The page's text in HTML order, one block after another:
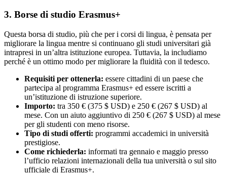
3. Borse di studio Erasmus+
Questa borsa di studio, più che per i corsi di lingua, è pensata per
migliorare la lingua mentre si continuano gli studi universitari già
intrapresi in un’altra istituzione europea. Tuttavia, la includiamo
perché è un ottimo modo per migliorare la fluidità con il tedesco.
Requisiti per ottenerla: essere cittadini di un paese che
partecipa al programma Erasmus+ ed essere iscritti a
un’istituzione di istruzione superiore.
Importo: tra 350 € (375 $ USD) e 250 € (267 $ USD) al
mese. Con un aiuto aggiuntivo di 250 € (267 $ USD) al mese
per gli studenti con meno risorse.
Tipo di studi offerti: programmi accademici in università
prestigiose.
Come richiederla: informati tra gennaio e maggio presso
l’ufficio relazioni internazionali della tua università o sul sito
ufficiale di Erasmus+.